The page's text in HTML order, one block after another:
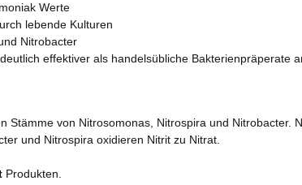
Werte
lebende Kulturen
Nitrobacter
effektiver als handelsübliche Bakterienpräperate
Stämme von Nitrosomonas, Nitrospira und Nitrobacter.
und Nitrospira oxidieren Nitrit zu Nitrat.
Produkten.